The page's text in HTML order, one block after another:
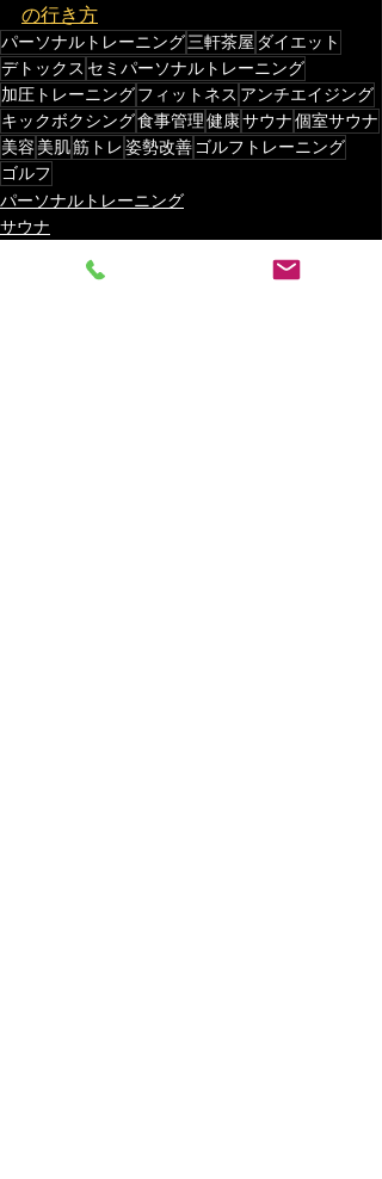
の行き方
パーソナルトレーニング三軒茶屋 ダイエット
デトックス セミパーソナルトレーニング
加圧トレーニングフィットネス アンチエイジング
キックボクシング食事管理健康サウナ個室サウナ
美容 美肌筋トレ姿勢改善 ゴルフトレーニング
ゴルフ
パーソナルトレーニング
サウナ